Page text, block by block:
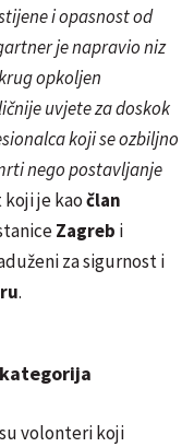
i opasnost od
je napravio niz
opkoljen
uvjete za doskok
koji se ozbiljno
nego postavljanje
koji je kaočlan
Zagreb i
za sigurnost i
.
su volonteri koji